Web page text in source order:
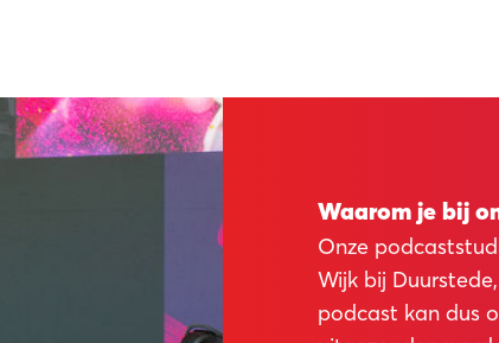
Waarom je bij
Onze
Wijk bij
podcast kan dus